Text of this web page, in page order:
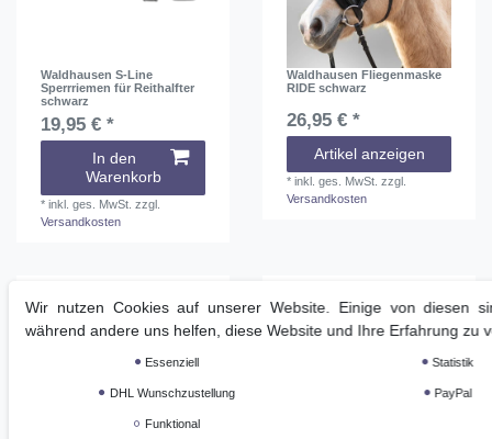
Waldhausen S-Line
Sperrriemen für Reithalfter
schwarz
19,95 € *
In den
Warenkorb
*inkl. ges. MwSt. zzgl.
Versandkosten
Waldhausen Fliegenmaske
RIDE schwarz
26,95 € *
Artikel anzeigen
*inkl. ges. MwSt. zzgl.
Versandkosten
Wir nutzen Cookies auf unserer Website. Einige von diesen
während andere uns helfen, diese Website und Ihre Erfahrung zu
Essenziell Statistik
DHL Wunschzustellung PayPal
Funktional